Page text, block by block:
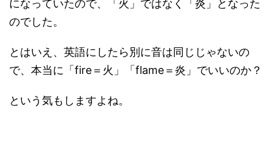
になっていたので、「火」ではなく「炎」となった
のでした。
とはいえ、英語にしたら別に音は同じじゃないの
で、本当に「fire＝火」「flame＝炎」でいいのか？
という気もしますよね。